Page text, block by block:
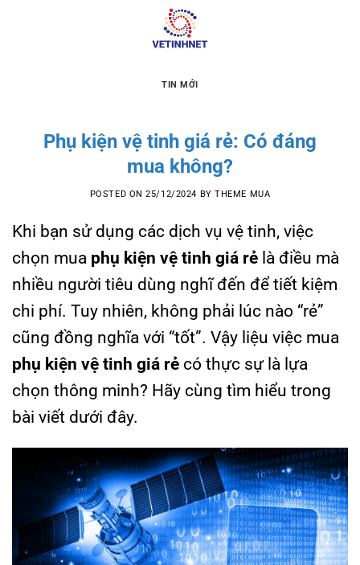
TIN MỚI
Phụ kiện vệ tinh giá rẻ: Có đáng
mua không?
POSTED ON25/12/2024 BYTHEME MUA
Khi bạn sử dụng các dịch vụ vệ tinh, việc
chọn mua phụ kiện vệ tinh giá rẻ là điều mà
nhiều người tiêu dùng nghĩ đến để tiết kiệm
chi phí. Tuy nhiên, không phải lúc nào “rẻ”
cũng đồng nghĩa với “tốt”. Vậy liệu việc mua
phụ kiện vệ tinh giá rẻ có thực sự là lựa
chọn thông minh? Hãy cùng tìm hiểu trong
bài viết dưới đây.